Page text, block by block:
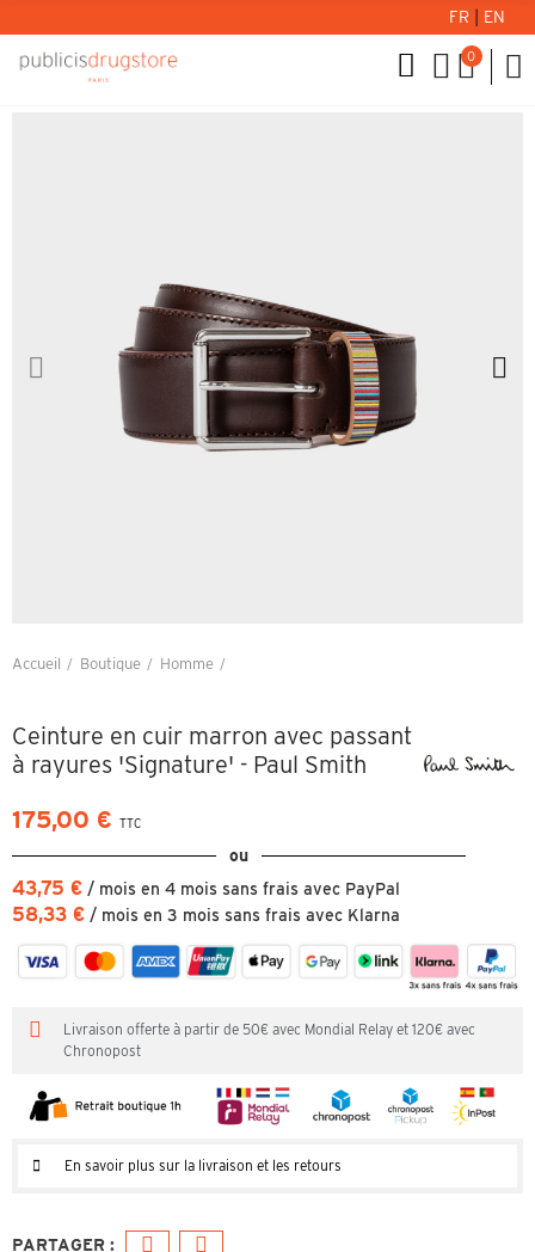
FR EN
0
Accueil Boutique
Homme
Ceinture en cuir marron avec passant
à rayures 'Signature' - Paul Smith
175,00 € TTC
ou
43,75 € / mois en 4 mois sans frais avec PayPal
58,33 € / mois en 3 mois sans frais avec Klarna
Livraison offerte à partir de 50€ avec Mondial Relay et 120€ avec
Chronopost
En savoir plus sur la livraison et les retours